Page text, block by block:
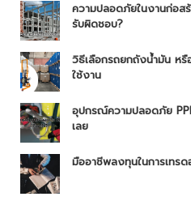
ความปลอดภัยในงานก่อส
รับผิดชอบ?
วิธีเลือกรถยกถังน้ำมัน ห
ใช้งาน
อุปกรณ์ความปลอดภัย
เลย
มืออาชีพลงทุนในการเทร